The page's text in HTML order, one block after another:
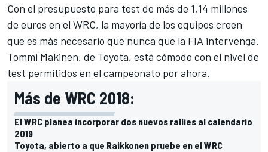
Con el presupuesto para test de más de 1,14 millones
de euros en el WRC, la mayoría de los equipos creen
que es más necesario que nunca que la FIA intervenga.
Tommi Makinen, de Toyota, está cómodo con el nivel de
test permitidos en el campeonato por ahora.
Más de WRC 2018:
El WRC planea incorporar dos nuevos rallies al calendario
2019
Toyota, abierto a que Raikkonen pruebe en el WRC